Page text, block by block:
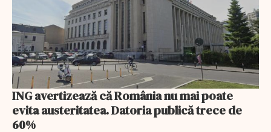
ING avertizează că România nu mai poate
evita austeritatea. Datoria publică trece de
60%